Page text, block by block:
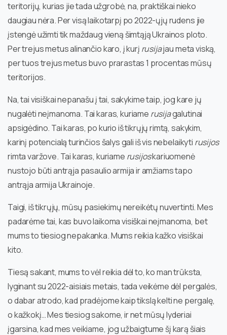
teritorijų, kurias jie tada užgrobė, na, praktiškai nieko
daugiau nėra. Per visą laikotarpį po 2022-ųjų rudens jie
įstengė užimti tik maždaug vieną šimtąją Ukrainos ploto.
Per trejus metus alinančio karo, į kurį rusijajau meta viską,
per tuos trejus metus buvo prarastas 1 procentas mūsų
teritorijos.
Na, tai visiškai nepanašu į tai, sakykime taip, jog kare jų
nugalėti neįmanoma. Tai karas, kuriame rusijagalutinai
apsigėdino. Tai karas, po kurio iš tikrųjų rimtą, sakykim,
karinį potencialą turinčios šalys gali iš vis nebelaikyti rusijos
rimta varžove. Tai karas, kuriame rusijoskariuomenė
nustojo būti antrąja pasaulio armija ir amžiams tapo
antrąja armija Ukrainoje.
Taigi, iš tikrųjų, mūsų pasiekimų nereikėtų nuvertinti. Mes
padarėme tai, kas buvo laikoma visiškai neįmanoma, bet
mums to tiesiog nepakanka. Mums reikia kažko visiškai
kito.
Tiesą sakant, mums to vėl reikia dėl to, ko man trūksta,
lyginant su 2022-aisiais metais, tada veikėme dėl pergalės,
o dabar atrodo, kad pradėjome kaip tikslą kelti ne pergalę,
o kažkokį… Mes tiesiog sakome, ir net mūsų lyderiai
įgarsina, kad mes veikiame, jog užbaigtume šį karą šiais